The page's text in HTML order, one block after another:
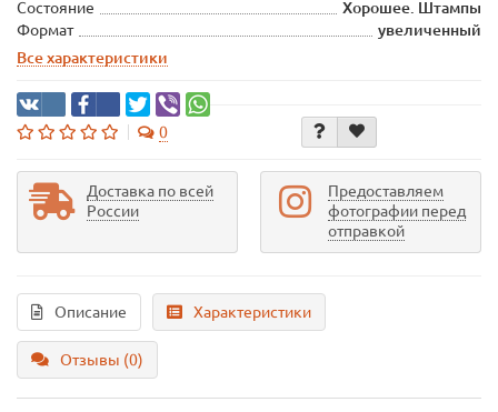
Состояние
Хорошее. Штампы
Формат
увеличенный
Все характеристики
0
Доставка по всей
России
Предоставляем
фотографии перед
отправкой
Описание Характеристики
Отзывы (0)